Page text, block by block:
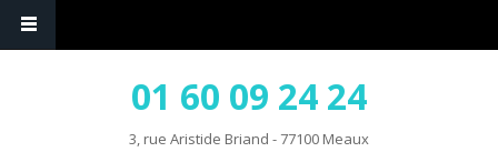
01 60 09 24 24
3, rue Aristide Briand - 77100 Meaux